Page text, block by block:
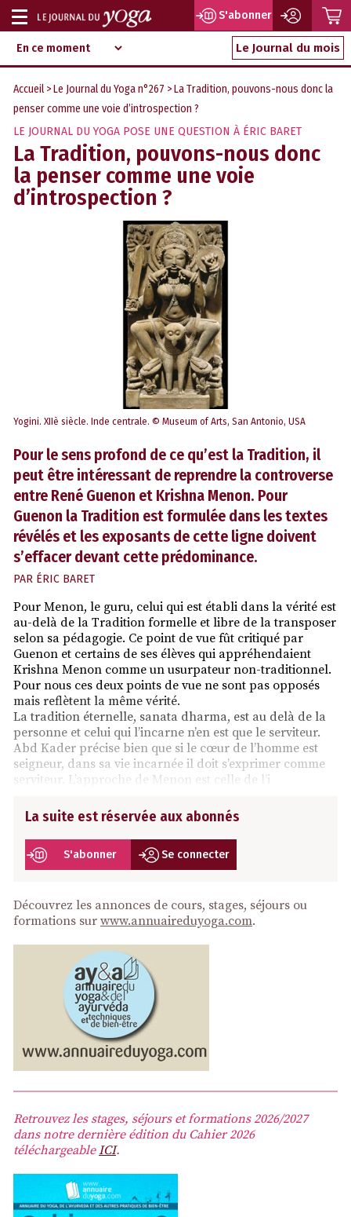
Aller
au
contenu
d‘information
indépendant
Afficher
ou
masquer
la
navigation
S'abonner
Le Journal du mois
Accueil >Le Journal du Yoga n°267 > La Tradition, pouvons-nous donc la
penser comme une voie d’introspection ?
LE JOURNAL DU YOGA POSE UNE QUESTION À ÉRIC BARET
La Tradition, pouvons-nous donc
la penser comme une voie
d’introspection ?
Yogini. XIIè siècle. Inde centrale. © Museum of Arts, San Antonio, USA
Pour le sens profond de ce qu’est la Tradition, il
peut être intéressant de reprendre la controverse
entre René Guenon et Krishna Menon. Pour
Guenon la Tradition est formulée dans les textes
révélés et les exposants de cette ligne doivent
s’effacer devant cette prédominance.
PAR ÉRIC BARET
Pour Menon, le guru, celui qui est établi dans la vérité est
au-delà de la Tradition formelle et libre de la transposer
selon sa pédagogie. Ce point de vue fût critiqué par
Guenon et certains de ses élèves qui appréhendaient
Krishna Menon comme un usurpateur non-traditionnel.
Pour nous ces deux points de vue ne sont pas opposés
mais reflètent la même vérité.
La tradition éternelle, sanata dharma, est au delà de la
personne et celui qui l’incarne n’en est que le serviteur.
Abd Kader précise bien que si le cœur de l’homme est
seigneur, dans sa vie incarnée il doit s’exprimer comme
serviteur. L’approche de Menon est celle de l’i
La suite est réservée aux abonnés
S'abonner Se connecter
Découvrez les annonces de cours, stages, séjours ou
formations sur www.annuaireduyoga.com.
Retrouvez les stages, séjours et formations 2026/2027
dans notre dernière édition du Cahier 2026
téléchargeableICI.